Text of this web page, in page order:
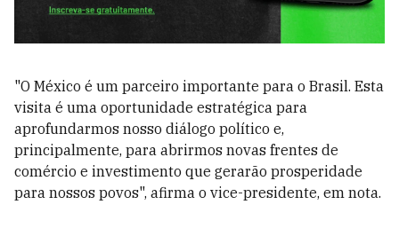
"O México é um parceiro importante para o Brasil. Esta
visita é uma oportunidade estratégica para
aprofundarmos nosso diálogo político e,
principalmente, para abrirmos novas frentes de
comércio e investimento que gerarão prosperidade
para nossos povos", afirma o vice-presidente, em nota.